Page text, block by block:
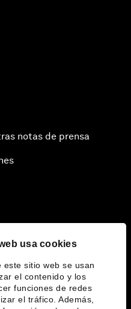
usa cookies
este sitio web se usan
el contenido y los
funciones de redes
el tráfico. Además,
notas de prensa